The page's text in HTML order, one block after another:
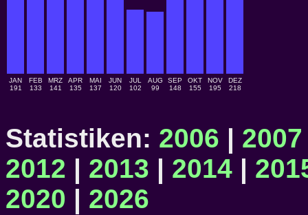
JAN
191
FEB
133
MRZ
141
APR
135
MAI
137
JUN
120
JUL
102
AUG
99
SEP
148
OKT
155
NOV
195
DEZ
218
Statistiken: 2006 | 2007
2012 | 2013 | 2014 |
2020 | 2026